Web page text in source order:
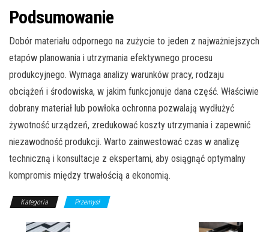
Podsumowanie
Dobór materiału odpornego na zużycie to jeden z najważniejszych
etapów planowania i utrzymania efektywnego procesu
produkcyjnego. Wymaga analizy warunków pracy, rodzaju
obciążeń i środowiska, w jakim funkcjonuje dana część. Właściwie
dobrany materiał lub powłoka ochronna pozwalają wydłużyć
żywotność urządzeń, zredukować koszty utrzymania i zapewnić
niezawodność produkcji. Warto zainwestować czas w analizę
techniczną i konsultacje z ekspertami, aby osiągnąć optymalny
kompromis między trwałością a ekonomią.
Kategoria Przemysł